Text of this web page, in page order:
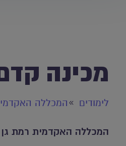
מכינה
לימודים המכללה
המכללה האקדמית רמת גן